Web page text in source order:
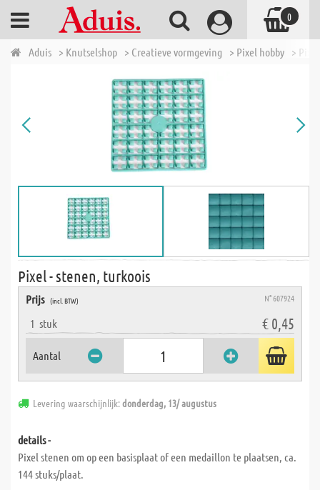
Aduis > Knutselshop > Creatieve vormgeving > Pixel hobby >
Pixel - stenen, turkoois
Prijs (incl. BTW) N° 607924
1 stuk € 0,45
Aantal
Levering waarschijnlijk:donderdag, 13/ augustus
details -
Pixel stenen om op een basisplaat of een medaillon te plaatsen, ca.
144 stuks/plaat.
0